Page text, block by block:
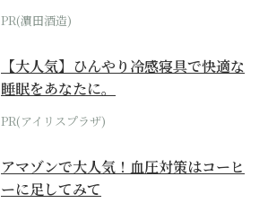
PR(濵田酒造)
【大人気】ひんやり冷感寝具で快適な
睡眠をあなたに。
PR(アイリスプラザ)
アマゾンで大人気！血圧対策はコーヒ
ーに足してみて